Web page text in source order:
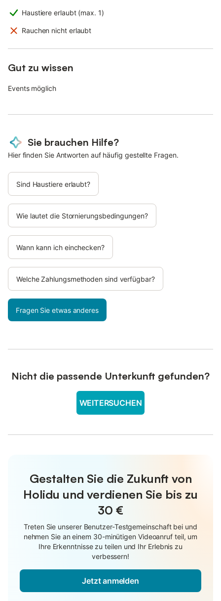
Haustiere erlaubt (max. 1)
Rauchen nicht erlaubt
Gut zu wissen
Events möglich
Sie brauchen Hilfe?
Hier finden Sie Antworten auf häufig gestellte Fragen.
Sind Haustiere erlaubt?
Wie lautet die Stornierungsbedingungen?
Wann kann ich einchecken?
Welche Zahlungsmethoden sind verfügbar?
Fragen Sie etwas anderes
Nicht die passende Unterkunft gefunden?
WEITERSUCHEN
Gestalten Sie die Zukunft von
Holidu und verdienen Sie bis zu
30 €
Treten Sie unserer Benutzer-Testgemeinschaft bei und
nehmen Sie an einem 30-minütigen Videoanruf teil, um
Ihre Erkenntnisse zu teilen und Ihr Erlebnis zu
verbessern!
Jetzt anmelden